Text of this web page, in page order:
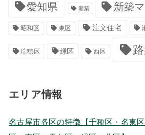
愛知県 新築 新築
昭和区 東区 注文住宅
瑞穂区 緑区 西区
エリア情報
名古屋市各区の特徴【千種区・名東